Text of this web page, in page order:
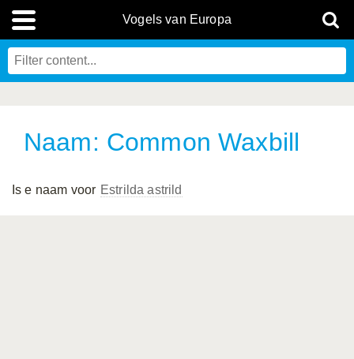
Vogels van Europa
Naam: Common Waxbill
Is e naam voor Estrilda astrild